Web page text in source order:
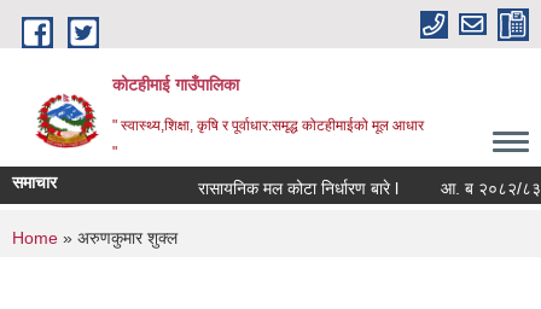
Skip to main content
कोटहीमाई गाउँपालिका
" स्वास्थ्य,शिक्षा, कृषि र पूर्वाधार:समृद्ध कोटहीमाईको मूल आधार
"
समाचार रासायनिक मल कोटा निर्धारण बारे l आ. ब २०८२/८३
You are here
Home » अरुणकुमार शुक्ल